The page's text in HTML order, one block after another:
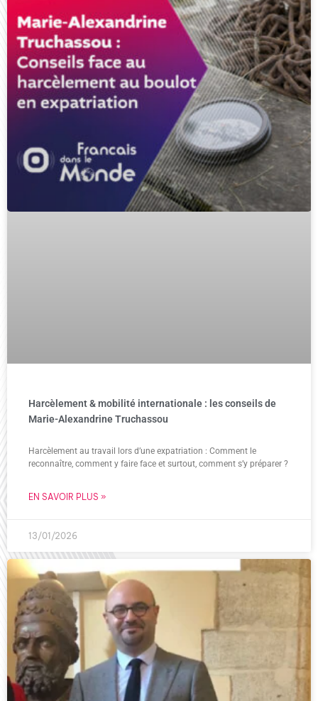
Harcèlement & mobilité internationale : les conseils de
Marie-Alexandrine Truchassou
Harcèlement au travail lors d’une expatriation : Comment le
reconnaître, comment y faire face et surtout, comment s’y préparer ?
EN SAVOIR PLUS »
13/01/2026